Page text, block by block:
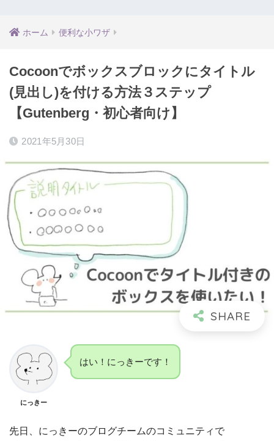
ホーム 便利な小ワザ
Cocoonでボックスブロックにタイトル
(見出し)を付ける方法３ステップ
【Gutenberg・初心者向け】
2021年5月30日
にっきー
はい！にっきーです！
先日、にっきーのブログチームのコミュニティで